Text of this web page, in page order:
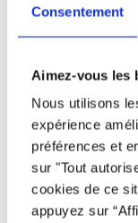
Consentement
Aimez-vous les
Nous utilisons
expérience
préférences et
sur "Tout
cookies de ce
appuyez sur
438 802-3562
Email
info@djob.co
Liens utiles
S’inscrire